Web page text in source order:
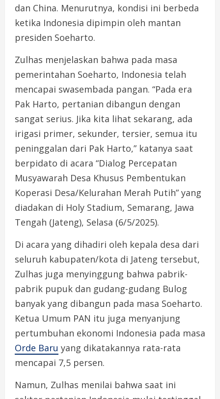
dan China. Menurutnya, kondisi ini berbeda
ketika Indonesia dipimpin oleh mantan
presiden Soeharto.
Zulhas menjelaskan bahwa pada masa
pemerintahan Soeharto, Indonesia telah
mencapai swasembada pangan. “Pada era
Pak Harto, pertanian dibangun dengan
sangat serius. Jika kita lihat sekarang, ada
irigasi primer, sekunder, tersier, semua itu
peninggalan dari Pak Harto,” katanya saat
berpidato di acara “Dialog Percepatan
Musyawarah Desa Khusus Pembentukan
Koperasi Desa/Kelurahan Merah Putih” yang
diadakan di Holy Stadium, Semarang, Jawa
Tengah (Jateng), Selasa (6/5/2025).
Di acara yang dihadiri oleh kepala desa dari
seluruh kabupaten/kota di Jateng tersebut,
Zulhas juga menyinggung bahwa pabrik-
pabrik pupuk dan gudang-gudang Bulog
banyak yang dibangun pada masa Soeharto.
Ketua Umum PAN itu juga menyanjung
pertumbuhan ekonomi Indonesia pada masa
Orde Baru yang dikatakannya rata-rata
mencapai 7,5 persen.
Namun, Zulhas menilai bahwa saat ini